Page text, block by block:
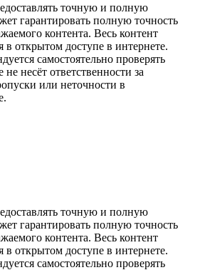
точную и полную
гарантировать полную точность
контента. Весь контент
в открытом доступе в интернете.
самостоятельно проверять
несёт ответственности за
или неточности в
точную и полную
гарантировать полную точность
контента. Весь контент
в открытом доступе в интернете.
самостоятельно проверять